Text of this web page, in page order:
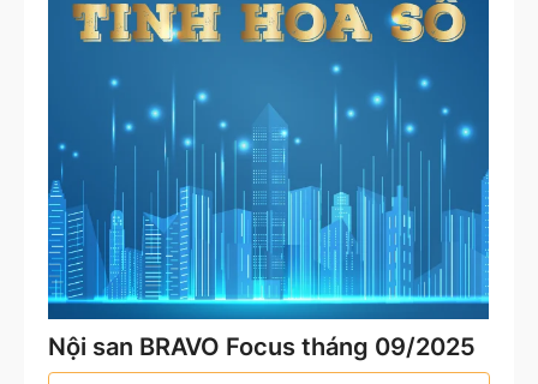
Nội san BRAVO Focus tháng 09/2025